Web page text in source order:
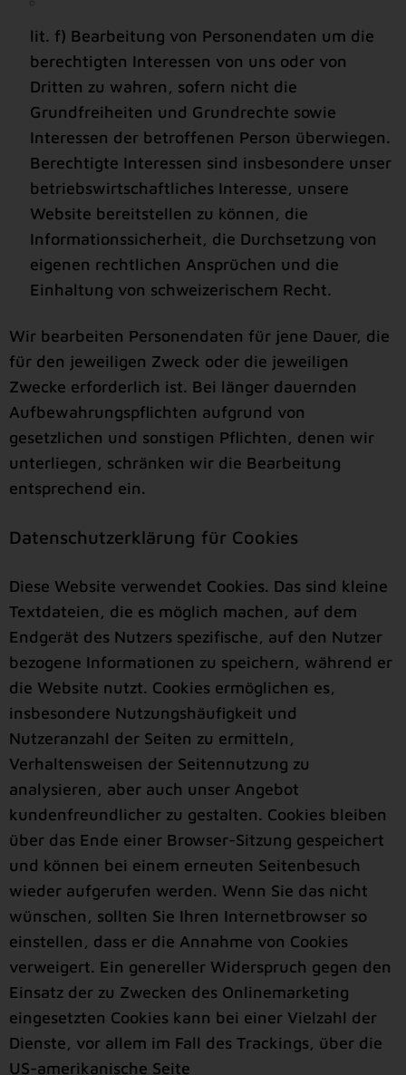
lit. f) Bearbeitung von Personendaten um die
berechtigten Interessen von uns oder von
Dritten zu wahren, sofern nicht die
Grundfreiheiten und Grundrechte sowie
Interessen der betroffenen Person überwiegen.
Berechtigte Interessen sind insbesondere unser
betriebswirtschaftliches Interesse, unsere
Website bereitstellen zu können, die
Informationssicherheit, die Durchsetzung von
eigenen rechtlichen Ansprüchen und die
Einhaltung von schweizerischem Recht.
Wir bearbeiten Personendaten für jene Dauer, die
für den jeweiligen Zweck oder die jeweiligen
Zwecke erforderlich ist. Bei länger dauernden
Aufbewahrungspflichten aufgrund von
gesetzlichen und sonstigen Pflichten, denen wir
unterliegen, schränken wir die Bearbeitung
entsprechend ein.
Datenschutzerklärung für Cookies
Diese Website verwendet Cookies. Das sind kleine
Textdateien, die es möglich machen, auf dem
Endgerät des Nutzers spezifische, auf den Nutzer
bezogene Informationen zu speichern, während er
die Website nutzt. Cookies ermöglichen es,
insbesondere Nutzungshäufigkeit und
Nutzeranzahl der Seiten zu ermitteln,
Verhaltensweisen der Seitennutzung zu
analysieren, aber auch unser Angebot
kundenfreundlicher zu gestalten. Cookies bleiben
über das Ende einer Browser-Sitzung gespeichert
und können bei einem erneuten Seitenbesuch
wieder aufgerufen werden. Wenn Sie das nicht
wünschen, sollten Sie Ihren Internetbrowser so
einstellen, dass er die Annahme von Cookies
verweigert. Ein genereller Widerspruch gegen den
Einsatz der zu Zwecken des Onlinemarketing
eingesetzten Cookies kann bei einer Vielzahl der
Dienste, vor allem im Fall des Trackings, über die
US-amerikanische Seite